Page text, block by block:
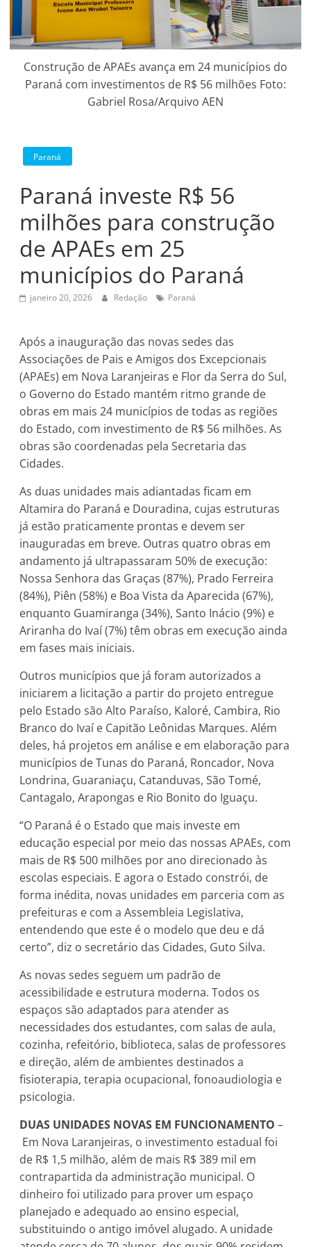
Construção de APAEs avança em 24 municípios do
Paraná com investimentos de R$ 56 milhões Foto:
Gabriel Rosa/Arquivo AEN
Paraná
Paraná investe R$ 56
milhões para construção
de APAEs em 25
municípios do Paraná
janeiro 20, 2026 Redação Paraná
Após a inauguração das novas sedes das
Associações de Pais e Amigos dos Excepcionais
(APAEs) em Nova Laranjeiras e Flor da Serra do Sul,
o Governo do Estado mantém ritmo grande de
obras em mais 24 municípios de todas as regiões
do Estado, com investimento de R$ 56 milhões. As
obras são coordenadas pela Secretaria das
Cidades.
As duas unidades mais adiantadas ficam em
Altamira do Paraná e Douradina, cujas estruturas
já estão praticamente prontas e devem ser
inauguradas em breve. Outras quatro obras em
andamento já ultrapassaram 50% de execução:
Nossa Senhora das Graças (87%), Prado Ferreira
(84%), Piên (58%) e Boa Vista da Aparecida (67%),
enquanto Guamiranga (34%), Santo Inácio (9%) e
Ariranha do Ivaí (7%) têm obras em execução ainda
em fases mais iniciais.
Outros municípios que já foram autorizados a
iniciarem a licitação a partir do projeto entregue
pelo Estado são Alto Paraíso, Kaloré, Cambira, Rio
Branco do Ivaí e Capitão Leônidas Marques. Além
deles, há projetos em análise e em elaboração para
municípios de Tunas do Paraná, Roncador, Nova
Londrina, Guaraniaçu, Catanduvas, São Tomé,
Cantagalo, Arapongas e Rio Bonito do Iguaçu.
“O Paraná é o Estado que mais investe em
educação especial por meio das nossas APAEs, com
mais de R$ 500 milhões por ano direcionado às
escolas especiais. E agora o Estado constrói, de
forma inédita, novas unidades em parceria com as
prefeituras e com a Assembleia Legislativa,
entendendo que este é o modelo que deu e dá
certo”, diz o secretário das Cidades, Guto Silva.
As novas sedes seguem um padrão de
acessibilidade e estrutura moderna. Todos os
espaços são adaptados para atender as
necessidades dos estudantes, com salas de aula,
cozinha, refeitório, biblioteca, salas de professores
e direção, além de ambientes destinados a
fisioterapia, terapia ocupacional, fonoaudiologia e
psicologia.
DUAS UNIDADES NOVAS EM FUNCIONAMENTO –
Em Nova Laranjeiras, o investimento estadual foi
de R$ 1,5 milhão, além de mais R$ 389 mil em
contrapartida da administração municipal. O
dinheiro foi utilizado para prover um espaço
planejado e adequado ao ensino especial,
substituindo o antigo imóvel alugado. A unidade